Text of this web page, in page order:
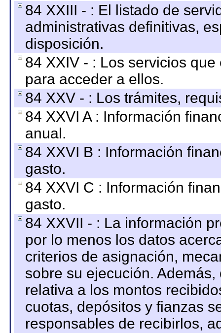
84 XXIII - : El listado de
administrativas definitivas,
disposición.
84 XXIV - : Los servicios
para acceder a ellos.
84 XXV - : Los trámites,
84 XXVI A : Información
anual.
84 XXVI B : Información
gasto.
84 XXVI C : Información
gasto.
84 XXVII - : La información
por lo menos los datos
criterios de asignación,
sobre su ejecución.
relativa a los montos
cuotas, depósitos y fianzas
responsables de recibirlos,